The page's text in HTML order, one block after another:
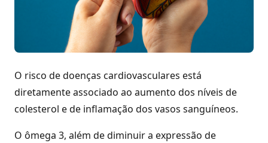
O risco de doenças cardiovasculares está
diretamente associado ao aumento dos níveis de
colesterol e de inflamação dos vasos sanguíneos.
O ômega 3, além de diminuir a expressão de